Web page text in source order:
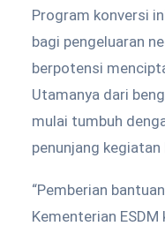
Program konversi
bagi pengeluaran
berpotensi
Utamanya dari
mulai tumbuh
penunjang
“Pemberian
Kementerian